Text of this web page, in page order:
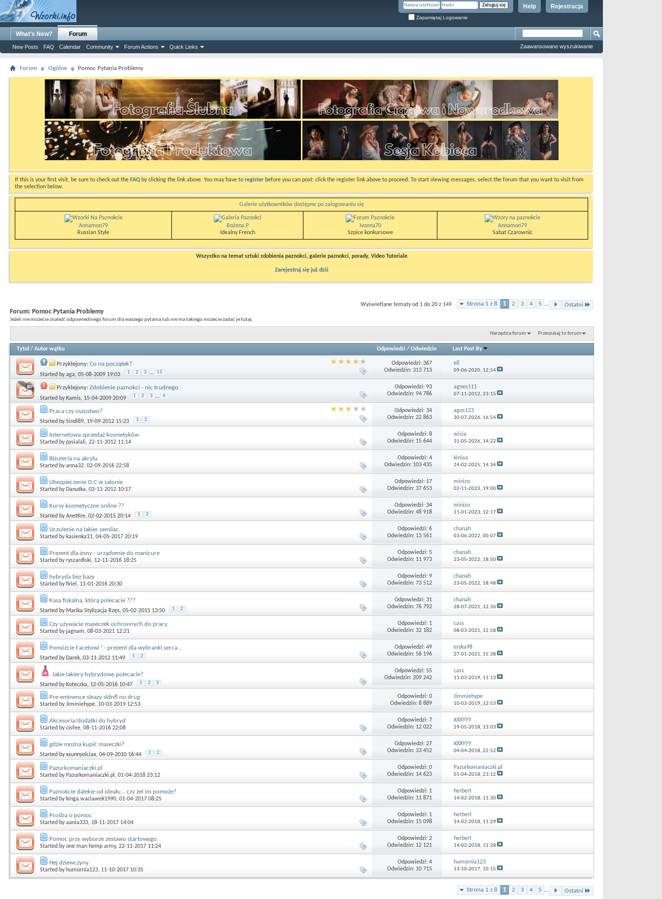
Rejestracja
Help
Zapamiętaj Logowanie
What's New? Forum
New Posts FAQ Calendar Community Forum Actions Quick Links Zaawansowane wyszukiwanie
Forum Ogólne Pomoc Pytania Problemy
If this is your first visit, be sure to check out the FAQ by clicking the link above. You may have to register before you can post: click the register link above to proceed. To start viewing messages, select the forum that you want to visit from
the selection below.
Galerie użytkowników dostępne po zalogowaniu się
Annamon79
Russian Style
Bożena P
Idealny French
Ivonna70
Szpice konkursowe
Annamon79
Sabat Czarownic
Wszystko na temat sztuki zdobienia paznokci, galerie paznokci, porady, Video Tutoriale
Zarejestruj się już dziś
Strona 1 z 8 1 2 3 4 5 ... Ostatni
Wyświetlane tematy od 1 do 20 z 149
Forum: Pomoc Pytania Problemy
Jeżeli nie możecie znaleźć odpowiedniego forum dla waszego pytania lub nie ma takiego możecie zadać je tutaj.
Narzędzia forum Przeszukaj to forum
Tytuł / Autor wątku Odpowiedzi/ Odwiedzin Last Post By
Przyklejony: Co na początek?
Started byaga, 05-08-2009 19:03 1 2 3 ... 15
Odpowiedzi: 367
Odwiedzin: 313 713
ell
09-06-2020, 12:54
Przyklejony: Zdobienie paznokci - nic trudnego
Started by Kamis, 15-04-2009 20:09 1 2 3 ... 4
Odpowiedzi: 93
Odwiedzin: 94 786
agnes111
07-11-2012, 23:15
Praca czy oszustwo?
Started bySindi89, 19-09-2012 15:23 1 2
Odpowiedzi: 34
Odwiedzin: 22 863
agus123
30-07-2026, 16:54
Internetowa sprzedaż kosmetyków
Started bypysialali, 22-11-2012 11:14
Odpowiedzi: 8
Odwiedzin: 15 644
wisia
31-05-2026, 14:22
Biżuteria na akrylu
Started byanna32, 02-09-2016 22:58
Odpowiedzi: 4
Odwiedzin: 103 435
kiniaa
24-02-2025, 14:34
Ubezpieczenie O.C w salonie
Started by Danutka, 03-11-2012 10:17
Odpowiedzi: 17
Odwiedzin: 37 653
minizo
02-11-2023, 19:00
Kursy kosmetyczne online ??
Started byAnetKre, 02-02-2015 20:14 1 2
Odpowiedzi: 34
Odwiedzin: 48 918
minizo
11-01-2023, 12:17
Uczulenie na lakier semilac.
Started by kasienka11, 04-05-2017 20:19
Odpowiedzi: 6
Odwiedzin: 13 561
chanah
03-06-2022, 00:07
Prezent dla żony - urządzenie do manicure
Started byryszardlski, 12-11-2016 18:25
Odpowiedzi: 5
Odwiedzin: 11 973
chanah
23-05-2022, 18:50
hybryda bez bazy
Started byfiriel , 11-01-2016 20:30
Odpowiedzi: 9
Odwiedzin: 73 512
chanah
23-05-2022, 18:48
Kasa fiskalna, którą polecacie ???
Started by Marika Stylizacja Rzęs, 05-02-2015 13:50 1 2
Odpowiedzi: 31
Odwiedzin: 76 792
chanah
28-07-2021, 12:36
Czy używacie maseczek ochronnych do pracy
Started by jagnam, 08-03-2021 12:21
Odpowiedzi: 1
Odwiedzin: 32 182
cass
08-03-2021, 12:58
Pomóżcie Facetowi ! - prezent dla wybranki serca...
Started by Darek, 03-11-2012 11:49 1 2
Odpowiedzi: 49
Odwiedzin: 56 196
eryka98
27-01-2021, 15:38
Jakie lakiery hybrydowe polecacie?
Started by Koteczka, 12-05-2016 10:47 1 2 3
Odpowiedzi: 55
Odwiedzin: 209 242
cass
11-03-2019, 11:13
Pre-eminence sleazy sldnfl no drug
Started byJimmiehype, 10-03-2019 12:53
Odpowiedzi: 0
Odwiedzin: 8 889
Jimmiehype
10-03-2019, 12:53
Akcesoria/dodatki do hybryd
Started bycisfee, 08-11-2016 22:08
Odpowiedzi: 7
Odwiedzin: 12 022
XXXYYY
29-05-2018, 13:03
gdzie można kupić maseczki?
Started byxsunnyolciax, 04-09-2010 16:44 1 2
Odpowiedzi: 27
Odwiedzin: 33 452
XXXYYY
04-04-2018, 22:52
Pazurkomaniaczki.pl
Started by Pazurkomaniaczki.pl , 01-04-2018 23:12
Odpowiedzi: 0
Odwiedzin: 14 623
Pazurkomaniaczki.pl
01-04-2018, 23:12
Paznokcie dalekie od ideału... czy żel im pomoże?
Started by kinga.waclawek1990, 01-04-2017 08:25
Odpowiedzi: 1
Odwiedzin: 11 871
herbert
14-02-2018, 11:30
Prośba o pomoc
Started byaania333, 18-11-2017 14:04
Odpowiedzi: 1
Odwiedzin: 15 098
herbert
14-02-2018, 11:29
Pomoc przy wyborze zestawu startowego
Started byone man hemp army, 22-11-2017 11:24
Odpowiedzi: 2
Odwiedzin: 12 121
herbert
14-02-2018, 11:28
Hej dziewczyny
Started by humornia123, 11-10-2017 10:35
Odpowiedzi: 4
Odwiedzin: 10 715
humornia123
13-10-2017, 10:15
Strona 1 z 8 1 2 3 4 5 ... Ostatni